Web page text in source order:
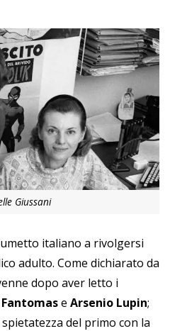
Giussani
italiano a rivolgersi
adulto. Come dichiarato da
dopo aver letto i
Fantomase Arsenio Lupin;
del primo con la